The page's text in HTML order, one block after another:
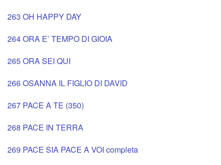
263 OH HAPPY DAY
264 ORA E’ TEMPO DI GIOIA
265 ORA SEI QUI
266 OSANNA IL FIGLIO DI DAVID
267 PACE A TE (350)
268 PACE IN TERRA
269 PACE SIA PACE A VOI completa